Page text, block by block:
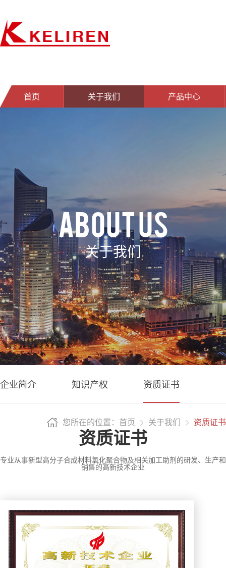
首页 关于我们 产品中心
ABOUT US
关于我们
企业简介 知识产权 资质证书
您所在的位置：首页 关于我们 资质证书
资质证书
专业从事新型高分子合成材料氯化聚合物及相关加工助剂的研发、生产和
销售的高新技术企业